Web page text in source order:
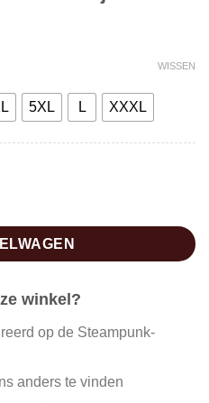
5XL L XXXL
WISSEN
aantal
winkel?
op de Steampunk-
anders te vinden